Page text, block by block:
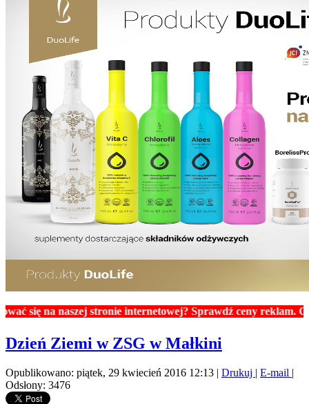
na naszej stronie internetowej? Sprawdź ceny reklam. Cennik
Dzień Ziemi w ZSG w Małkini
Opublikowano: piątek, 29 kwiecień 2016 12:13 | Drukuj | E-mail |
Odsłony: 3476